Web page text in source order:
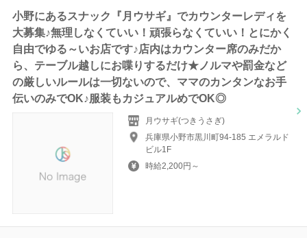
小野にあるスナック『月ウサギ』でカウンターレディを
大募集♪無理しなくていい！頑張らなくていい！とにかく
自由でゆる～いお店です♪店内はカウンター席のみだか
ら、テーブル越しにお喋りするだけ★ノルマや罰金など
の厳しいルールは一切ないので、ママのカンタンなお手
伝いのみでOK♪服装もカジュアルめでOK◎
月ウサギ(つきうさぎ)
兵庫県小野市黒川町94-185 エメラルド
ビル1F
時給2,200円～